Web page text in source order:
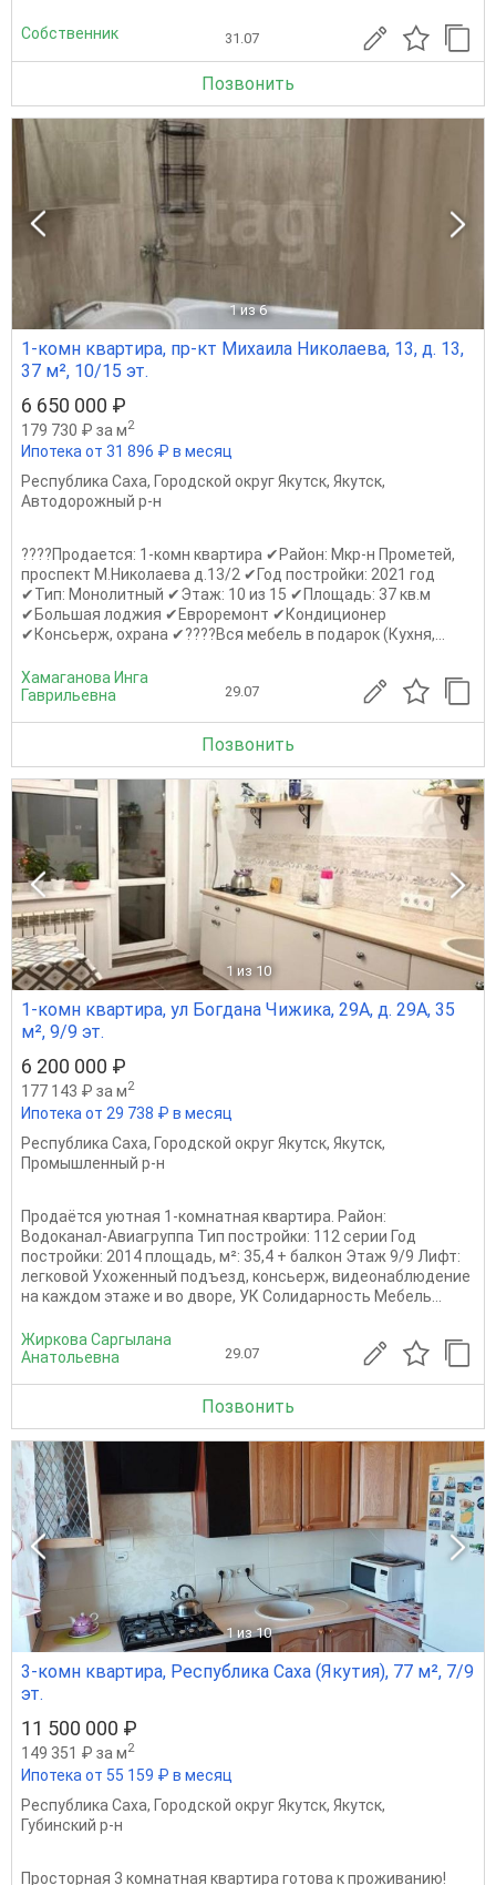
Собственник 31.07
Позвонить
1 из 6
1-комн квартира, пр-кт Михаила Николаева, 13, д. 13,
37 м², 10/15 эт.
6 650 000 ₽
179 730 ₽ за м2
Ипотека от 31 896 ₽ в месяц
Республика Саха, Городской округ Якутск, Якутск,
Автодорожный р-н
????Продается: 1-комн квартира ✔Район: Мкр-н Прометей,
проспект М.Николаева д.13/2 ✔Год постройки: 2021 год
✔Тип: Монолитный ✔Этаж: 10 из 15 ✔Площадь: 37 кв.м
✔Большая лоджия ✔Евроремонт ✔Кондиционер
✔Консьерж, охрана ✔????Вся мебель в подарок (Кухня,...
Хамаганова Инга
Гаврильевна
29.07
Позвонить
1 из 10
1-комн квартира, ул Богдана Чижика, 29А, д. 29А, 35
м², 9/9 эт.
6 200 000 ₽
177 143 ₽ за м2
Ипотека от 29 738 ₽ в месяц
Республика Саха, Городской округ Якутск, Якутск,
Промышленный р-н
Продаётся уютная 1-комнатная квартира. Район:
Водоканал-Авиагруппа Тип постройки: 112 серии Год
постройки: 2014 площадь, м²: 35,4 + балкон Этаж 9/9 Лифт:
легковой Ухоженный подъезд, консьерж, видеонаблюдение
на каждом этаже и во дворе, УК Солидарность Мебель...
Жиркова Саргылана
Анатольевна
29.07
Позвонить
1 из 10
3-комн квартира, Республика Саха (Якутия), 77 м², 7/9
эт.
11 500 000 ₽
149 351 ₽ за м2
Ипотека от 55 159 ₽ в месяц
Республика Саха, Городской округ Якутск, Якутск,
Губинский р-н
Просторная 3 комнатная квартира готова к проживанию!